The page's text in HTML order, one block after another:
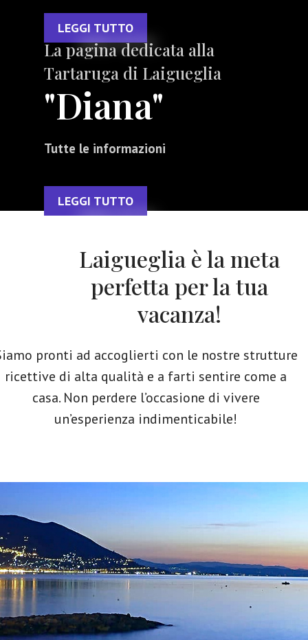
LEGGI TUTTO
La pagina dedicata alla
Tartaruga di Laigueglia
"Diana"
Tutte le informazioni
LEGGI TUTTO
Laigueglia è la meta
perfetta per la tua
vacanza!
pronti ad accoglierti con le nostre strutture
ricettive di alta qualità e a farti sentire come a
casa. Non perdere l’occasione di vivere
un’esperienza indimenticabile!